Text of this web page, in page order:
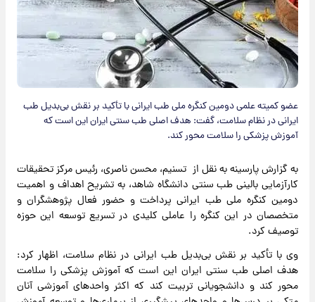
عضو کمیته علمی دومین کنگره ملی طب ایرانی با تأکید بر نقش بی‌بدیل طب
ایرانی در نظام سلامت، گفت: هدف اصلی طب سنتی ایران این است که
آموزش پزشکی را سلامت محور کند.
به گزارش پارسینه به نقل از تسنیم، محسن ناصری، رئیس مرکز تحقیقات
کارآزمایی بالینی طب سنتی دانشگاه شاهد، به تشریح اهداف و اهمیت
دومین کنگره ملی طب ایرانی پرداخت و حضور فعال پژوهشگران و
متخصصان در این کنگره را عاملی کلیدی در تسریع توسعه این حوزه
توصیف کرد.
وی با تأکید بر نقش بی‌بدیل طب ایرانی در نظام سلامت، اظهار کرد:
هدف اصلی طب سنتی ایران این است که آموزش پزشکی را سلامت
محور کند و دانشجویانی تربیت کند که اکثر واحدهای آموزشی آنان